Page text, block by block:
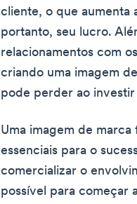
cliente, o que aumenta
portanto, seu lucro.
relacionamentos com
criando uma imagem
pode perder ao
Uma imagem de
essenciais para o
comercializar o
possível para começar